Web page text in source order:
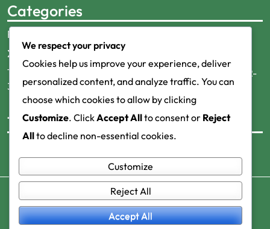
Categories
Ρόλοι Παικτών στην Τακτική 2-3-2-3 στο Ποδόσφαιρο
Στρατηγικές Σχηματισμού για Ποδόσφαιρο 2-3-2-3
Τακτική Ανάλυση της Σχηματικής Διάταξης Ποδοσφαίρου 2-
3-2-3
Tags
dancechios.gr. All Rights Reserved.
Travel PlanningByThemeignite. Powered By
We respect your privacy
Cookies help us improve your experience, deliver
personalized content, and analyze traffic. You can
choose which cookies to allow by clicking
Customize. ClickAccept Allto consent or Reject
Allto decline non-essential cookies.
Customize
Reject All
Accept All